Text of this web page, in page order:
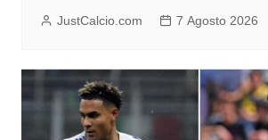
JustCalcio.com 7 Agosto 2026